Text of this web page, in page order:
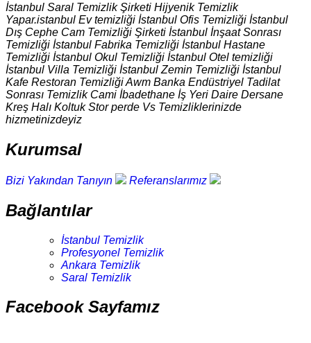
İstanbul Saral Temizlik Şirketi Hijyenik Temizlik
Yapar.istanbul Ev temizliği İstanbul Ofis Temizliği İstanbul
Dış Cephe Cam Temizliği Şirketi İstanbul İnşaat Sonrası
Temizliği İstanbul Fabrika Temizliği İstanbul Hastane
Temizliği İstanbul Okul Temizliği İstanbul Otel temizliği
İstanbul Villa Temizliği İstanbul Zemin Temizliği İstanbul
Kafe Restoran Temizliği Awm Banka Endüstriyel Tadilat
Sonrası Temizlik Cami İbadethane İş Yeri Daire Dersane
Kreş Halı Koltuk Stor perde Vs Temizliklerinizde
hizmetinizdeyiz
Kurumsal
Bizi Yakından Tanıyın Referanslarımız
Bağlantılar
İstanbul Temizlik
Profesyonel Temizlik
Ankara Temizlik
Saral Temizlik
Facebook Sayfamız